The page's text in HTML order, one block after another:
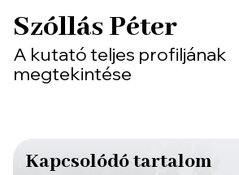
Szóllás Péter
A kutató teljes profiljának
megtekintése
Kapcsolódó tartalom